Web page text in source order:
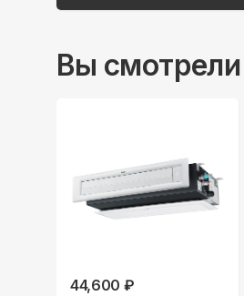
Вы смотрели
44,600 ₽